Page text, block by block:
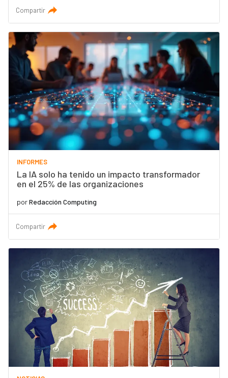
Compartir
INFORMES
La IA solo ha tenido un impacto transformador
en el 25% de las organizaciones
porRedacción Computing
Compartir